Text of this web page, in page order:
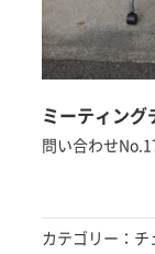
ミーティン
問い合わせ
カテゴリー：チ